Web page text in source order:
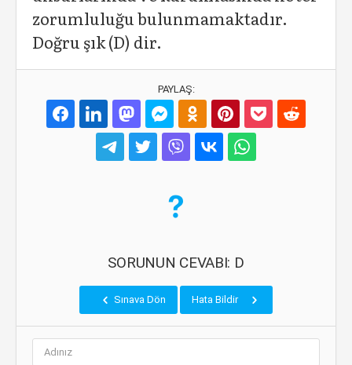
zorumluluğu bulunmamaktadır.
Doğru şık (D) dir.
PAYLAŞ:
SORUNUN CEVABI: D
Sınava Dön Hata Bildir